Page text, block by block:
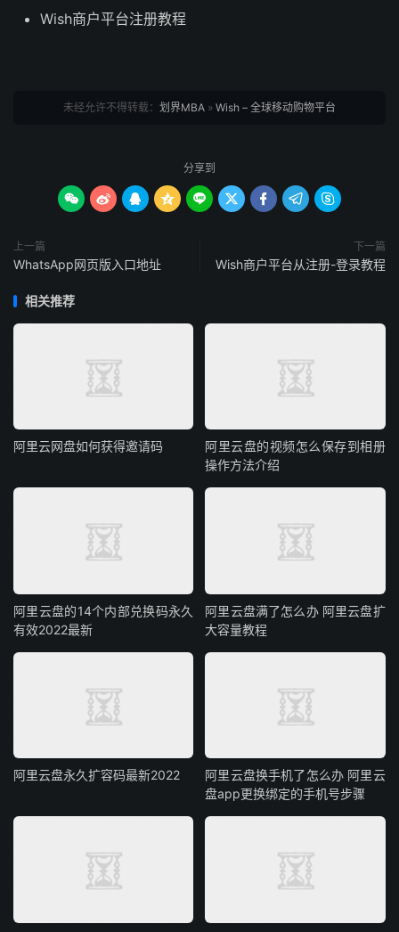
Wish商户平台注册教程
未经允许不得转载： 划界MBA » Wish – 全球移动购物平台
分享到
        
上一篇
WhatsApp网页版入口地址
下一篇
Wish商户平台从注册-登录教程
相关推荐
阿里云网盘如何获得邀请码
阿里云盘的视频怎么保存到相册
操作方法介绍
阿里云盘的14个内部兑换码永久
有效2022最新
阿里云盘满了怎么办 阿里云盘扩
大容量教程
阿里云盘永久扩容码最新2022
阿里云盘换手机了怎么办 阿里云
盘app更换绑定的手机号步骤